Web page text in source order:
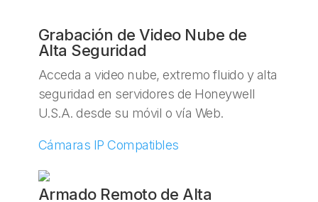
Grabación de Video Nube de
Alta Seguridad
Acceda a video nube, extremo fluido y alta
seguridad en servidores de Honeywell
U.S.A. desde su móvil o vía Web.
Cámaras IP Compatibles
Armado Remoto de Alta